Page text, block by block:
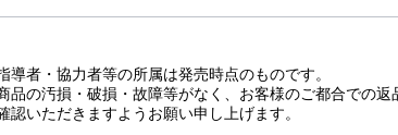
導者・協力者等の所属は発売時点のものです。
品の汚損・破損・故障等がなく、お客様のご都合での
認いただきますようお願い申し上げます。